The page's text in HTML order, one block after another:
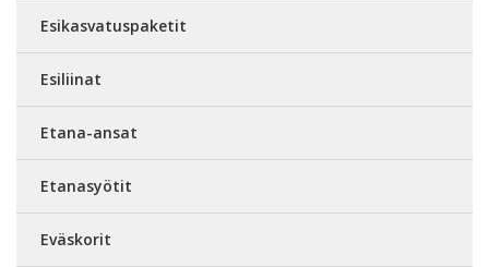
Esikasvatuspaketit
Esiliinat
Etana-ansat
Etanasyötit
Eväskorit